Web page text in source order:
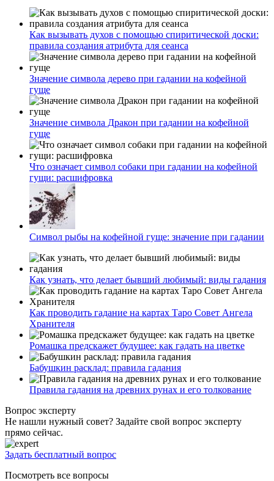
Как вызывать духов с помощью спиритической доски:
правила создания атрибута для сеанса
Значение символа дерево при гадании на кофейной
гуще
Значение символа Дракон при гадании на кофейной
гуще
Что означает символ собаки при гадании на кофейной
гущи: расшифровка
Символ рыбы на кофейной гуще: значение при гадании
Как узнать, что делает бывший любимый: виды гадания
Как проводить гадание на картах Таро Совет Ангела
Хранителя
Ромашка предскажет будущее: как гадать на цветке
Бабушкин расклад: правила гадания
Правила гадания на древних рунах и его толкование
Вопрос эксперту
Не нашли нужный совет? Задайте свой вопрос эксперту
прямо сейчас.
Задать бесплатный вопрос
Посмотреть все вопросы